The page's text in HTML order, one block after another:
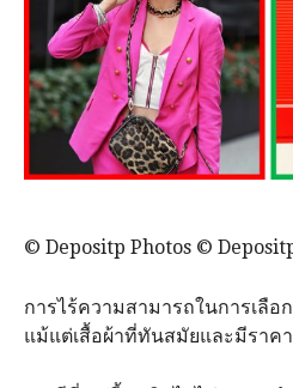
© Depositp Photos ©
การไร้ความสามารถในการเลือ
แม้แต่เสื้อผ้าที่ทันสมัยและมีราค